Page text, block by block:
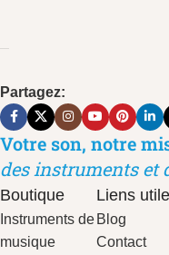
Partagez:
Votre son, notre
des instruments et
Boutique
Instruments de
musique
Liens
Blog
Contact